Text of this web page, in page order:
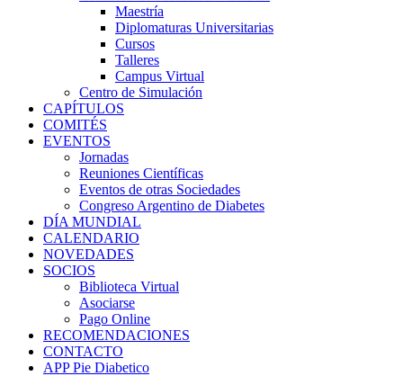
Maestría
Diplomaturas Universitarias
Cursos
Talleres
Campus Virtual
Centro de Simulación
CAPÍTULOS
COMITÉS
EVENTOS
Jornadas
Reuniones Científicas
Eventos de otras Sociedades
Congreso Argentino de Diabetes
DÍA MUNDIAL
CALENDARIO
NOVEDADES
SOCIOS
Biblioteca Virtual
Asociarse
Pago Online
RECOMENDACIONES
CONTACTO
APP Pie Diabetico